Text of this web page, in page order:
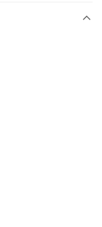
智能樻提貨請輸入順